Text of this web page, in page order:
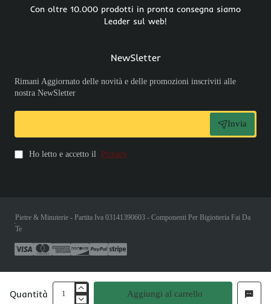
Quantità Aggiungi al carrello
Con oltre 10.000 prodotti in pronta consegna siamo
Leader sul web!
NewSletter
Rimani Aggiornato delle novità e delle promozioni inscriviti alle
nostra NewSletter
Invia
Ho letto e accetto il Privacy
Pietre & Minuterie - Partita Iva 03141390603 - Componenti Per Bigiotteria Fai Da
Te